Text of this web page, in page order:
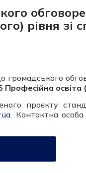
рівня
громадського
Професійна освіта
проєкту
. Контактна